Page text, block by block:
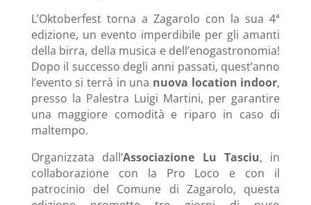
L’Oktoberfest torna a Zagarolo con la sua 4ª
edizione, un evento imperdibile per gli amanti
della birra, della musica e dell’enogastronomia!
Dopo il successo degli anni passati, quest’anno
l’evento si terrà in una nuova location indoor,
presso la Palestra Luigi Martini, per garantire
una maggiore comodità e riparo in caso di
maltempo.
Organizzata dall’Associazione Lu Tasciu, in
collaborazione con la Pro Loco e con il
patrocinio del Comune di Zagarolo, questa